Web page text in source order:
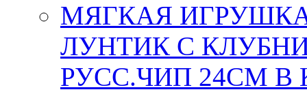
МЯГКАЯ
ЛУНТИК С
РУСС.ЧИП 24СМ В